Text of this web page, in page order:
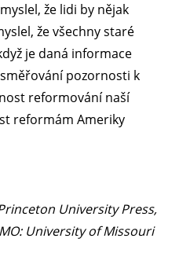
že lidi by nějak
že všechny staré
je daná informace
pozornosti k
reformování naší
reformám Ameriky
University Press,
University of Missouri